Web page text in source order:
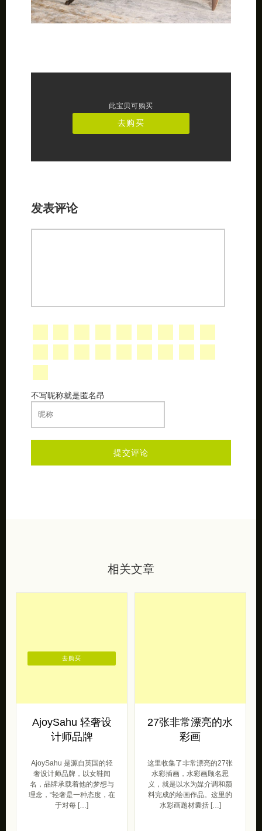
此宝贝可购买
去购买
发表评论
不写昵称就是匿名昂
相关文章
AjoySahu 轻奢设
计师品牌
AjoySahu 是源自英国的轻
奢设计师品牌，以女鞋闻
名，品牌承载着他的梦想与
理念，“轻奢是一种态度，在
于对每 […]
去购买
27张非常漂亮的水
彩画
这里收集了非常漂亮的27张
水彩插画，水彩画顾名思
义，就是以水为媒介调和颜
料完成的绘画作品。这里的
水彩画题材囊括 […]